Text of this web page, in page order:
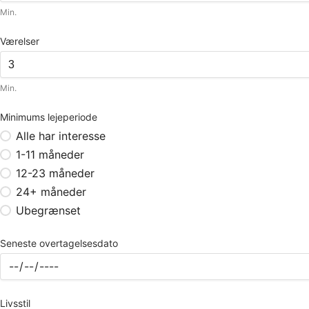
Min.
Værelser
Min.
Minimums lejeperiode
Alle har interesse
1-11 måneder
12-23 måneder
24+ måneder
Ubegrænset
Seneste overtagelsesdato
Livsstil